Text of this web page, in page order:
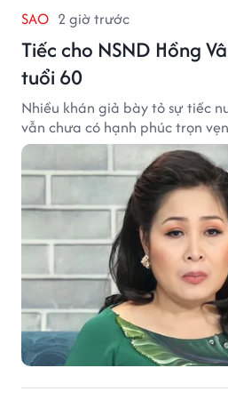
SAO 2 giờ trước
Tiếc cho NSND Hồng
tuổi 60
Nhiều khán giả bày tỏ sự tiếc
vẫn chưa có hạnh phúc trọn